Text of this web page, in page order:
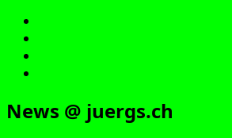
News @ juergs.ch